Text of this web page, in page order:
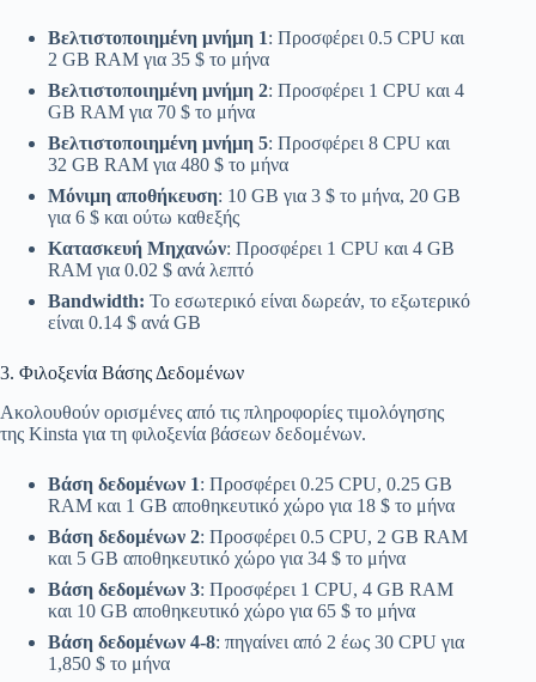
Βελτιστοποιημένη μνήμη 1: Προσφέρει 0.5 CPU και
2 GB RAM για 35 $ το μήνα
Βελτιστοποιημένη μνήμη 2: Προσφέρει 1 CPU και 4
GB RAM για 70 $ το μήνα
Βελτιστοποιημένη μνήμη 5: Προσφέρει 8 CPU και
32 GB RAM για 480 $ το μήνα
Μόνιμη αποθήκευση: 10 GB για 3 $ το μήνα, 20 GB
για 6 $ και ούτω καθεξής
Κατασκευή Μηχανών: Προσφέρει 1 CPU και 4 GB
RAM για 0.02 $ ανά λεπτό
Bandwidth: Το εσωτερικό είναι δωρεάν, το εξωτερικό
είναι 0.14 $ ανά GB
3. Φιλοξενία Βάσης Δεδομένων
Ακολουθούν ορισμένες από τις πληροφορίες τιμολόγησης
της Kinsta για τη φιλοξενία βάσεων δεδομένων.
Βάση δεδομένων 1: Προσφέρει 0.25 CPU, 0.25 GB
RAM και 1 GB αποθηκευτικό χώρο για 18 $ το μήνα
Βάση δεδομένων 2: Προσφέρει 0.5 CPU, 2 GB RAM
και 5 GB αποθηκευτικό χώρο για 34 $ το μήνα
Βάση δεδομένων 3: Προσφέρει 1 CPU, 4 GB RAM
και 10 GB αποθηκευτικό χώρο για 65 $ το μήνα
Βάση δεδομένων 4-8: πηγαίνει από 2 έως 30 CPU για
1,850 $ το μήνα